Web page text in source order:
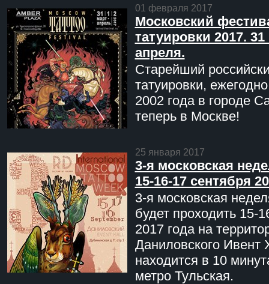
01 февраля 2017
Московский
татуировки 2017. 31
апреля.
Старейший
татуировки,
2002 года в городе
теперь в Москве!
25 января 2017
3-я московская
15-16-17 сентября
3-я московская
будет проходить 15-
2017 года на
Даниловского Ивент
находится в 10
метро Тульская.